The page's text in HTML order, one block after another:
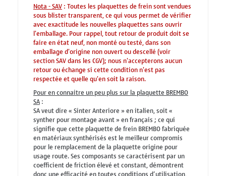
Nota - SAV: Toutes les plaquettes de frein sont vendues
sous blister transparent, ce qui vous permet de vérifier
avec exactitude les nouvelles plaquettes sans ouvrir
l'emballage. Pour rappel, tout retour de produit doit se
faire en état neuf, non monté ou testé, dans son
emballage d'origine non ouvert ou descellé (voir
section SAV dans les CGV); nous n'accepterons aucun
retour ou échange si cette condition n'est pas
respectée et quelle qu'en soit la raison.
Pour en connaitre un peu plus sur la plaquette BREMBO
SA:
SA veut dire « Sinter Anteriore » en italien, soit «
synther pour montage avant » en français ; ce qui
signifie que cette plaquette de frein BREMBO fabriquée
en matériaux synthérisés est le meilleur compromis
pour le remplacement de la plaquette origine pour
usage route. Ses composants se caractérisent par un
coefficient de friction élevé et constant, démontrent